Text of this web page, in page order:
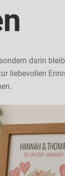
darin
liebevollen